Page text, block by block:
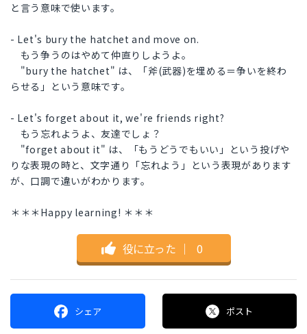
と言う意味で使います。
- Let's bury the hatchet and move on.
もう争うのはやめて仲直りしようよ。
"bury the hatchet" は、「斧(武器)を埋める＝争いを終わ
らせる」という意味です。
- Let's forget about it, we're friends right?
もう忘れようよ、友達でしょ？
"forget about it" は、「もうどうでもいい」という投げや
りな表現の時と、文字通り「忘れよう」という表現があります
が、口調で違いがわかります。
＊＊＊Happy learning! ＊＊＊
役に立った ｜ 0
シェア ポスト